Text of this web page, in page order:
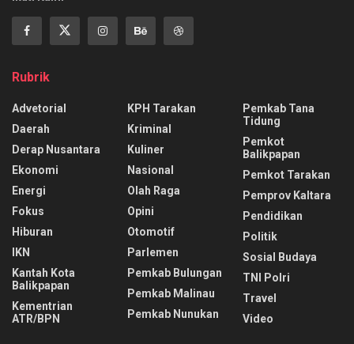
Rubrik
Advetorial
Daerah
Derap Nusantara
Ekonomi
Energi
Fokus
Hiburan
IKN
Kantah Kota
Balikpapan
Kementrian
ATR/BPN
KPH Tarakan
Kriminal
Kuliner
Nasional
Olah Raga
Opini
Otomotif
Parlemen
Pemkab Bulungan
Pemkab Malinau
Pemkab Nunukan
Pemkab Tana
Tidung
Pemkot
Balikpapan
Pemkot Tarakan
Pemprov Kaltara
Pendidikan
Politik
Sosial Budaya
TNI Polri
Travel
Video